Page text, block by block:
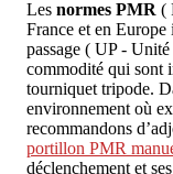
Les normes PMR (
France et en Europe
passage ( UP - Unité
commodité qui sont
tourniquet tripode.
environnement où
recommandons
portillon PMR
déclenchement et